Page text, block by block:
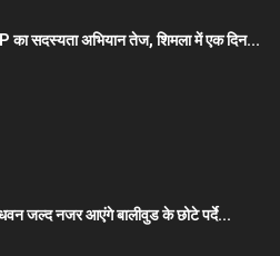
का सदस्यता अभियान तेज, शिमला में एक दिन...
जल्द नजर आएंगे बालीवुड के छोटे पर्दे...